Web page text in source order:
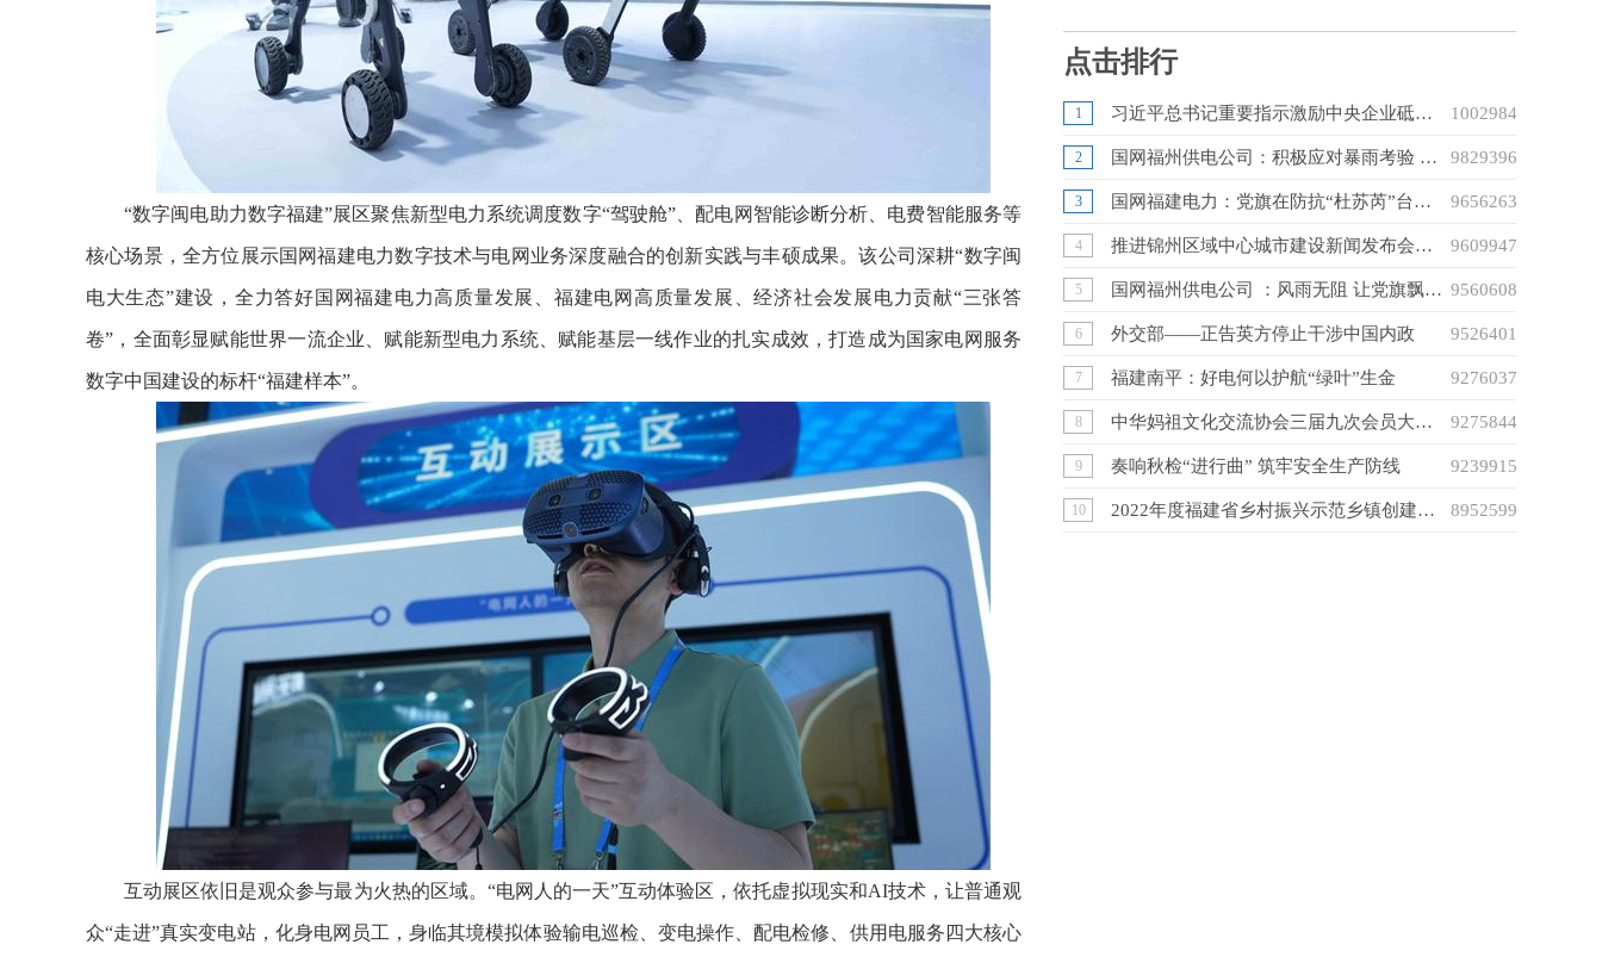
“数字闽电助力数字福建”展区聚焦新型电力系统调度数字“驾驶舱”、配电网智能诊断分析、电费智能服务等
核心场景，全方位展示国网福建电力数字技术与电网业务深度融合的创新实践与丰硕成果。该公司深耕“数字闽
电大生态”建设，全力答好国网福建电力高质量发展、福建电网高质量发展、经济社会发展电力贡献“三张答
卷”，全面彰显赋能世界一流企业、赋能新型电力系统、赋能基层一线作业的扎实成效，打造成为国家电网服务
数字中国建设的标杆“福建样本”。
互动展区依旧是观众参与最为火热的区域。“电网人的一天”互动体验区，依托虚拟现实和AI技术，让普通观
众“走进”真实变电站，化身电网员工，身临其境模拟体验输电巡检、变电操作、配电检修、供用电服务四大核心
点击排行
1 习近平总书记重要指示激励中央企业砥砺前行、奋发有为 10029847
2 国网福州供电公司：积极应对暴雨考验 全力开展抢修复电 9829396
3 国网福建电力：党旗在防抗“杜苏芮”台风一线高高飘扬 9656263
4 推进锦州区域中心城市建设新闻发布会举行 9609947
5 国网福州供电公司 ：风雨无阻 让党旗飘扬在驰援莆田保电抢修一线 9560608
6 外交部——正告英方停止干涉中国内政 9526401
7 福建南平：好电何以护航“绿叶”生金 9276037
8 中华妈祖文化交流协会三届九次会员大会在广州南沙成功召开 9275844
9 奏响秋检“进行曲” 筑牢安全生产防线 9239915
10 2022年度福建省乡村振兴示范乡镇创建名单公示公告 8952599